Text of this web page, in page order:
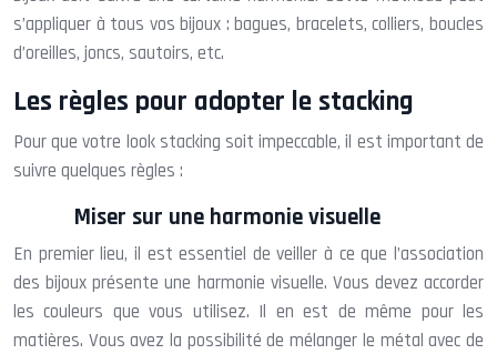
s’appliquer à tous vos bijoux : bagues, bracelets, colliers, boucles
d’oreilles, joncs, sautoirs, etc.
Les règles pour adopter le stacking
Pour que votre look stacking soit impeccable, il est important de
suivre quelques règles :
Miser sur une harmonie visuelle
En premier lieu, il est essentiel de veiller à ce que l’association
des bijoux présente une harmonie visuelle. Vous devez accorder
les couleurs que vous utilisez. Il en est de même pour les
matières. Vous avez la possibilité de mélanger le métal avec de